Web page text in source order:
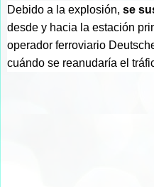
Debido a la explosión, se
desde y hacia la estación
operador ferroviario
cuándo se reanudaría el